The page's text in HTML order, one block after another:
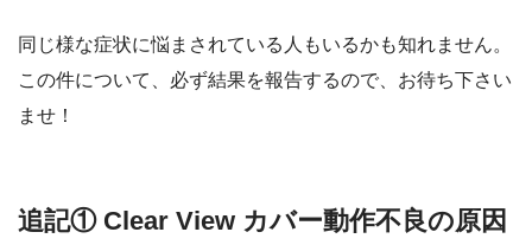
同じ様な症状に悩まされている人もいるかも知れません。
この件について、必ず結果を報告するので、お待ち下さい
ませ！
追記① Clear View カバー動作不良の原因